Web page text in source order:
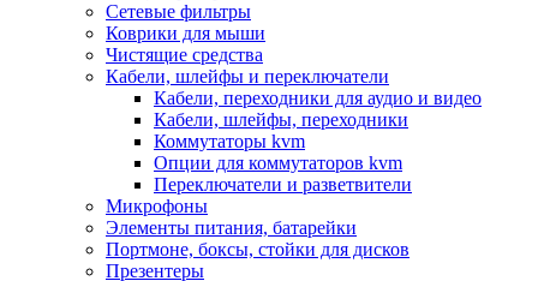
Весы кухонные
Гриль
Дистилляторы
Йогуртницы
Кофеварки и кофемашины
Кофемолки
Кухонные комбайны
Ломтерезки
Микроволновые печи
Миксеры
Мини-печи
Мойки
Мультиварки
Сетевые фильтры
Коврики для мыши
Чистящие средства
Кабели, шлейфы и переключатели
Кабели, переходники для аудио и видео
Кабели, шлейфы, переходники
Коммутаторы kvm
Опции для коммутаторов kvm
Переключатели и разветвители
Микрофоны
Элементы питания, батарейки
Портмоне, боксы, стойки для дисков
Презентеры